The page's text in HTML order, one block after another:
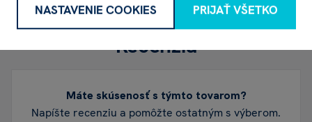
Recenzia
Máte skúsenosť s týmto tovarom?
Napíšte recenziu a pomôžte ostatným s výberom.
NASTAVENIE COOKIES PRIJAŤ VŠETKO